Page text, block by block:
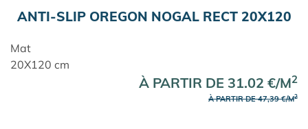
ANTI-SLIP OREGON NOGAL RECT 20X120
Mat
20X120 cm
À PARTIR DE 31.02 €/M2
À PARTIR DE 47,39 €/M2